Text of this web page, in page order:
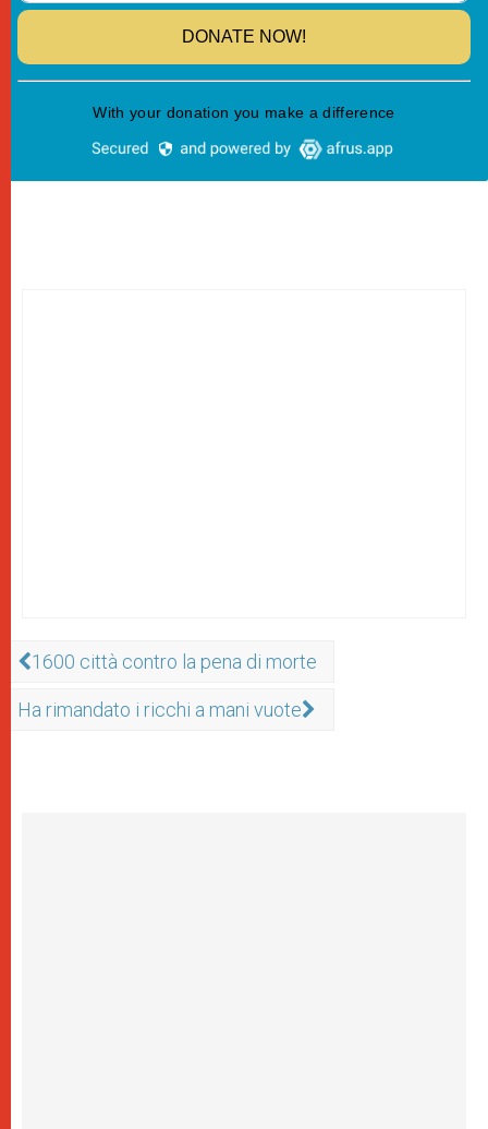
1600 città contro la pena di morte
Ha rimandato i ricchi a mani vuote